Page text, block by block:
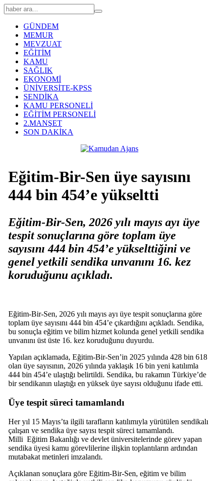
GÜNDEM
MEMUR
MEVZUAT
EĞİTİM
KAMU
SAĞLIK
EKONOMİ
ÜNİVERSİTE-KPSS
SENDİKA
KAMU PERSONELİ
EĞİTİM PERSONELİ
2.MANŞET
SON DAKİKA
Eğitim-Bir-Sen üye sayısını
444 bin 454’e yükseltti
Eğitim-Bir-Sen, 2026 yılı mayıs ayı üye
tespit sonuçlarına göre toplam üye
sayısını 444 bin 454’e yükselttiğini ve
genel yetkili sendika unvanını 16. kez
koruduğunu açıkladı.
Eğitim-Bir-Sen, 2026 yılı mayıs ayı üye tespit sonuçlarına göre
toplam üye sayısını 444 bin 454’e çıkardığını açıkladı. Sendika,
bu sonuçla eğitim ve bilim hizmet kolunda genel yetkili sendika
unvanını üst üste 16. kez koruduğunu duyurdu.
Yapılan açıklamada, Eğitim-Bir-Sen’in 2025 yılında 428 bin 618
olan üye sayısının, 2026 yılında yaklaşık 16 bin yeni katılımla
444 bin 454’e ulaştığı belirtildi. Sendika, bu rakamın Türkiye’de
bir sendikanın ulaştığı en yüksek üye sayısı olduğunu ifade etti.
Üye tespit süreci tamamlandı
Her yıl 15 Mayıs’ta ilgili tarafların katılımıyla yürütülen sendikalı
çalışan ve sendika üye sayısı tespit süreci tamamlandı.
Milli EğitimBakanlığı ve devlet üniversitelerinde görev yapan
sendika üyesi kamu görevlilerine ilişkin toplantıların ardından
mutabakat metinleri imzalandı.
Açıklanan sonuçlara göre Eğitim-Bir-Sen, eğitim ve bilim